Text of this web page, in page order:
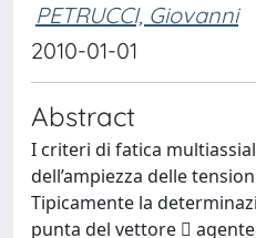
PETRUCCI, Giovanni
2010-01-01
Abstract
I criteri di fatica
dell’ampiezza delle
Tipicamente la
punta del vettore 